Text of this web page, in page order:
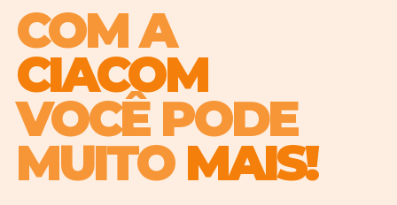
COM A
CIACOM
VOCÊ PODE
MUITO MAIS!